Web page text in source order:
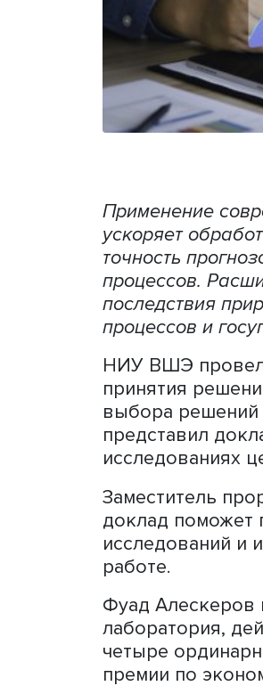
Применение
ускоряет
точность
процессов.
процессов и
НИУ ВШЭ
принятия
выбора
представил